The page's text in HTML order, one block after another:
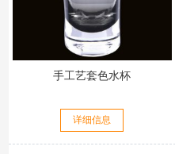
手工艺套色水杯
详细信息